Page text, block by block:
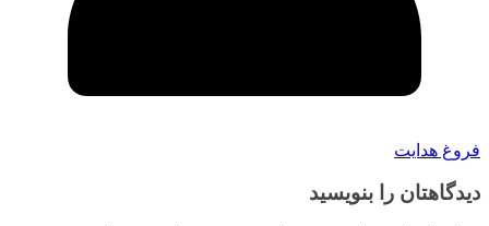
فروغ هدایت
دیدگاهتان را بنویسید